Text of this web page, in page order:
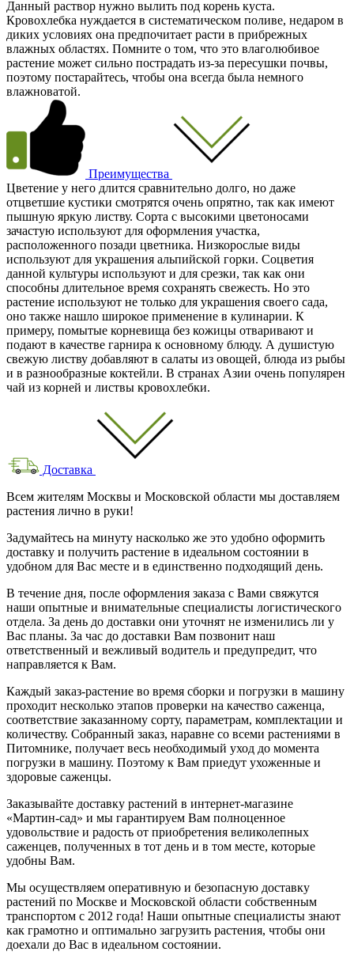
Данный раствор нужно вылить под корень куста.
Кровохлебка нуждается в систематическом поливе, недаром в
диких условиях она предпочитает расти в прибрежных
влажных областях. Помните о том, что это влаголюбивое
растение может сильно пострадать из-за пересушки почвы,
поэтому постарайтесь, чтобы она всегда была немного
влажноватой.
Преимущества
Цветение у него длится сравнительно долго, но даже
отцветшие кустики смотрятся очень опрятно, так как имеют
пышную яркую листву. Сорта с высокими цветоносами
зачастую используют для оформления участка,
расположенного позади цветника. Низкорослые виды
используют для украшения альпийской горки. Соцветия
данной культуры используют и для срезки, так как они
способны длительное время сохранять свежесть. Но это
растение используют не только для украшения своего сада,
оно также нашло широкое применение в кулинарии. К
примеру, помытые корневища без кожицы отваривают и
подают в качестве гарнира к основному блюду. А душистую
свежую листву добавляют в салаты из овощей, блюда из рыбы
и в разнообразные коктейли. В странах Азии очень популярен
чай из корней и листвы кровохлебки.
Доставка
Всем жителям Москвы и Московской области мы доставляем
растения лично в руки!
Задумайтесь на минуту насколько же это удобно оформить
доставку и получить растение в идеальном состоянии в
удобном для Вас месте и в единственно подходящий день.
В течение дня, после оформления заказа с Вами свяжутся
наши опытные и внимательные специалисты логистического
отдела. За день до доставки они уточнят не изменились ли у
Вас планы. За час до доставки Вам позвонит наш
ответственный и вежливый водитель и предупредит, что
направляется к Вам.
Каждый заказ-растение во время сборки и погрузки в машину
проходит несколько этапов проверки на качество саженца,
соответствие заказанному сорту, параметрам, комплектации и
количеству. Собранный заказ, наравне со всеми растениями в
Питомнике, получает весь необходимый уход до момента
погрузки в машину. Поэтому к Вам приедут ухоженные и
здоровые саженцы.
Заказывайте доставку растений в интернет-магазине
«Мартин-сад» и мы гарантируем Вам полноценное
удовольствие и радость от приобретения великолепных
саженцев, полученных в тот день и в том месте, которые
удобны Вам.
Мы осуществляем оперативную и безопасную доставку
растений по Москве и Московской области собственным
транспортом с 2012 года! Наши опытные специалисты знают
как грамотно и оптимально загрузить растения, чтобы они
доехали до Вас в идеальном состоянии.